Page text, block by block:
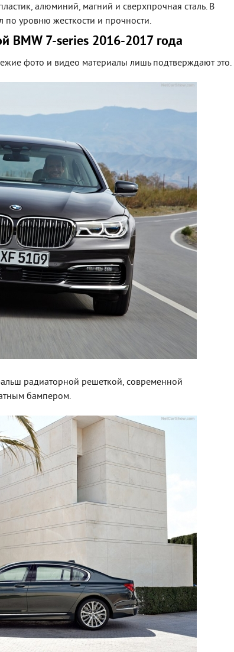
алюминий, магний и сверхпрочная сталь. В
по уровню жесткости и прочности.
7-series 2016-2017 года
фото и видео материалы лишь подтверждают это.
радиаторной решеткой, современной
бампером.